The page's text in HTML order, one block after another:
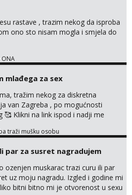
rastave , trazim nekog da isproba
ono sto nisam mogla i smjela do
ONA
mlađega za sex
tražim nekog za diskretna
van Zagreba , po mogućnosti
🥰 Klikni na link ispod i nadji me
traži mušku osobu
par za susret nagradujem
ozenjen muskarac trazi curu ili par
uz moju nagradu. Izgled i godine mi
bitni bitno mi je otvorenost u sexu